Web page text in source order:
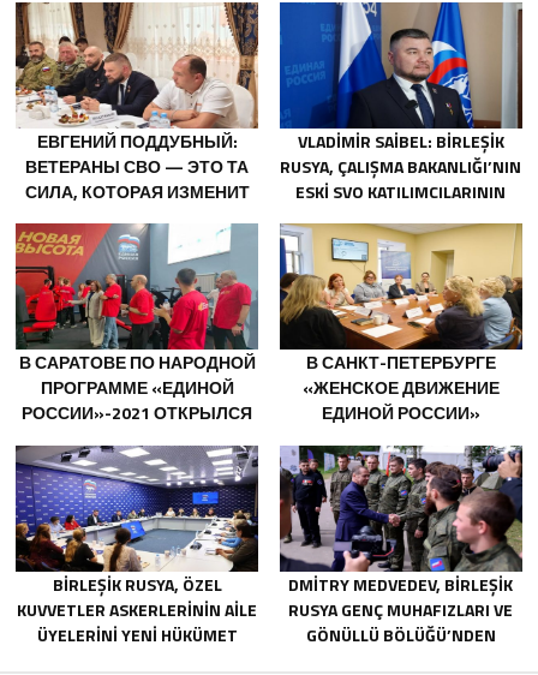
ЕВГЕНИЙ ПОДДУБНЫЙ:
ВЕТЕРАНЫ СВО — ЭТО ТА
СИЛА, КОТОРАЯ ИЗМЕНИТ
VLADIMIR SAIBEL: BIRLEŞIK
RUSYA, ÇALIŞMA BAKANLIĞI’NIN
ESKI SVO KATILIMCILARININ
SÜRECINI BASITLEŞTIRME
KARARINI DESTEKLIYOR
В САРАТОВЕ ПО НАРОДНОЙ
ПРОГРАММЕ «ЕДИНОЙ
РОССИИ»-2021 ОТКРЫЛСЯ
«НОВАЯ ВЫСОТА»
В САНКТ-ПЕТЕРБУРГЕ
«ЖЕНСКОЕ ДВИЖЕНИЕ
ЕДИНОЙ РОССИИ»
ПРЕДЛОЖЕНИЯ ПО
РАЗВИТИЮ ГОРОДСКИХ
ПРОГРАММ ПОДДЕРЖКИ
ЖЕНЩИН
BIRLEŞIK RUSYA, ÖZEL
KUVVETLER ASKERLERININ AILE
ÜYELERINI YENI HÜKÜMET
DMITRY MEDVEDEV, BIRLEŞIK
RUSYA GENÇ MUHAFIZLARI VE
GÖNÜLLÜ BÖLÜĞÜ’NDEN